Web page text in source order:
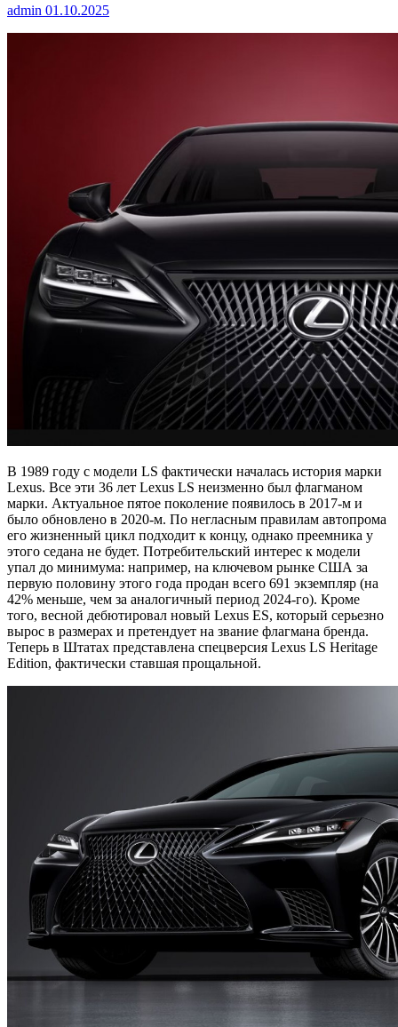
admin 01.10.2025
В 1989 году с модели LS фактически началась история марки
Lexus. Все эти 36 лет Lexus LS неизменно был флагманом
марки. Актуальное пятое поколение появилось в 2017-м и
было обновлено в 2020-м. По негласным правилам автопрома
его жизненный цикл подходит к концу, однако преемника у
этого седана не будет. Потребительский интерес к модели
упал до минимума: например, на ключевом рынке США за
первую половину этого года продан всего 691 экземпляр (на
42% меньше, чем за аналогичный период 2024-го). Кроме
того, весной дебютировал новый Lexus ES, который серьезно
вырос в размерах и претендует на звание флагмана бренда.
Теперь в Штатах представлена спецверсия Lexus LS Heritage
Edition, фактически ставшая прощальной.